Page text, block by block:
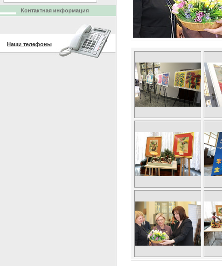
Контактная информация
Наши телефоны